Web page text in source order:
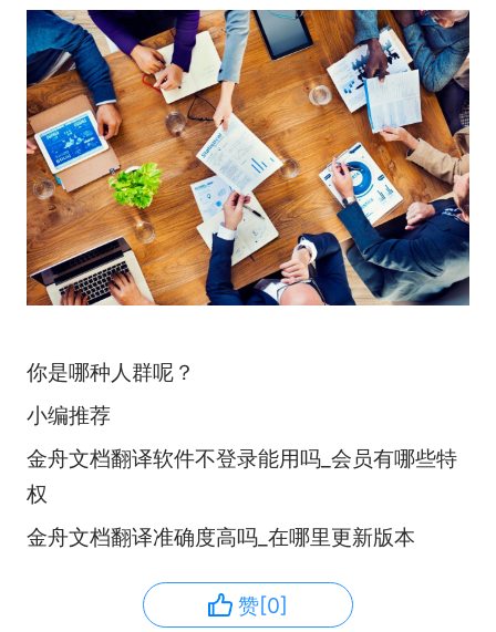
你是哪种人群呢？
小编推荐
金舟文档翻译软件不登录能用吗_会员有哪些特
权
金舟文档翻译准确度高吗_在哪里更新版本
赞[0]